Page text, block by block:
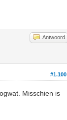
Antwoord
#1.100
Misschien is